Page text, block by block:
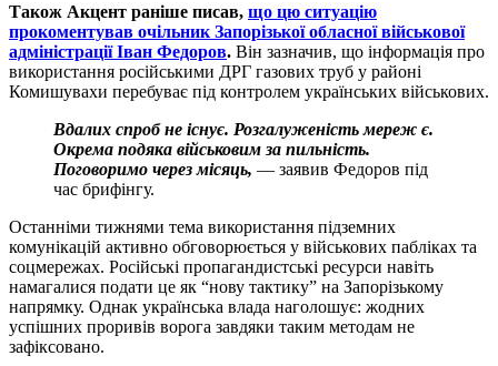
Також Акцент раніше писав, що цю ситуацію
прокоментував очільник Запорізької обласної військової
адміністрації Іван Федоров. Він зазначив, що інформація про
використання російськими ДРГ газових труб у районі
Комишувахи перебуває під контролем українських військових.
Вдалих спроб не існує. Розгалуженість мереж є.
Окрема подяка військовим за пильність.
Поговоримо через місяць, — заявив Федоров під
час брифінгу.
Останніми тижнями тема використання підземних
комунікацій активно обговорюється у військових пабліках та
соцмережах. Російські пропагандистські ресурси навіть
намагалися подати це як “нову тактику” на Запорізькому
напрямку. Однак українська влада наголошує: жодних
успішних проривів ворога завдяки таким методам не
зафіксовано.